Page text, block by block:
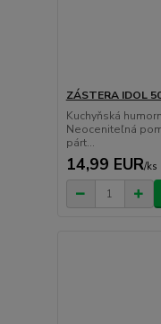
ZÁSTERA IDOL
Kuchyňská
Neoceniteľná
párt...
14,99 EUR/ks